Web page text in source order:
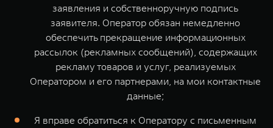
заявления и собственноручную подпись
заявителя. Оператор обязан немедленно
обеспечить прекращение информационных
рассылок (рекламных сообщений), содержащих
рекламу товаров и услуг, реализуемых
Оператором и его партнерами, на мои контактные
данные;
Я вправе обратиться к Оператору с письменным